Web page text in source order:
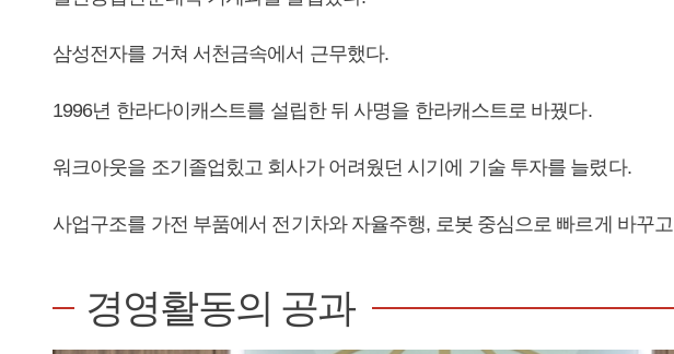
삼성전자를 거쳐 서천금속에서 근무했다.
1996년 한라다이캐스트를 설립한 뒤 사명을 한라캐스트로 바꿨다.
워크아웃을 조기졸업힜고 회사가 어려웠던 시기에 기술 투자를 늘렸다.
사업구조를 가전 부품에서 전기차와 자율주행, 로봇 중심으로 빠르게 바꾸
경영활동의 공과